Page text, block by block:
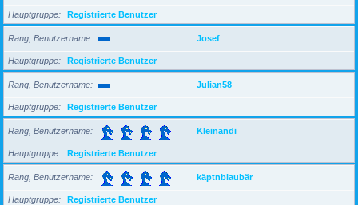
Hauptgruppe Registrierte Benutzer
Rang, Benutzername Josef
Hauptgruppe Registrierte Benutzer
Rang, Benutzername Julian58
Hauptgruppe Registrierte Benutzer
Rang, Benutzername Kleinandi
Hauptgruppe Registrierte Benutzer
Rang, Benutzername käptnblaubär
Hauptgruppe Registrierte Benutzer